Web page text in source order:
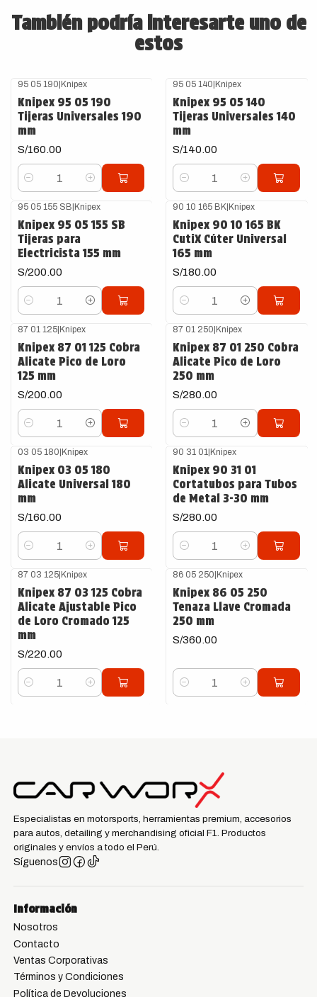
También podría interesarte uno de
estos
95 05 190|Knipex
Knipex 95 05 190
Tijeras Universales 190
mm
S/160.00
Cantidad
95 05 140|Knipex
Knipex 95 05 140
Tijeras Universales 140
mm
S/140.00
Cantidad
95 05 155 SB|Knipex
Knipex 95 05 155 SB
Tijeras para
Electricista 155 mm
S/200.00
Cantidad
90 10 165 BK|Knipex
Knipex 90 10 165 BK
CutiX Cúter Universal
165 mm
S/180.00
Cantidad
87 01 125|Knipex
Knipex 87 01 125 Cobra
Alicate Pico de Loro
125 mm
S/200.00
Cantidad
87 01 250|Knipex
Knipex 87 01 250 Cobra
Alicate Pico de Loro
250 mm
S/280.00
Cantidad
03 05 180|Knipex
Knipex 03 05 180
Alicate Universal 180
mm
S/160.00
Cantidad
90 31 01 |Knipex
Knipex 90 31 01
Cortatubos para Tubos
de Metal 3-30 mm
S/280.00
Cantidad
87 03 125|Knipex
Knipex 87 03 125 Cobra
Alicate Ajustable Pico
de Loro Cromado 125
mm
S/220.00
Cantidad
86 05 250|Knipex
Knipex 86 05 250
Tenaza Llave Cromada
250 mm
S/360.00
Cantidad
Especialistas en motorsports, herramientas premium, accesorios
para autos, detailing y merchandising oficial F1. Productos
originales y envíos a todo el Perú.
Síguenos
Información
Nosotros
Contacto
Ventas Corporativas
Términos y Condiciones
Política de Devoluciones